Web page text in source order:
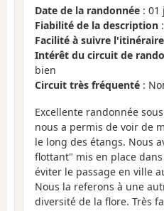
Date de la randonnée : 01
Fiabilité de la description
Facilité à suivre l'itinéraire
Intérêt du circuit de
bien
Circuit très fréquenté :
Excellente randonnée
nous a permis de voir de
le long des étangs. Nous
flottant" mis en place
éviter le passage en ville
Nous la referons à une
diversité de la flore. Très